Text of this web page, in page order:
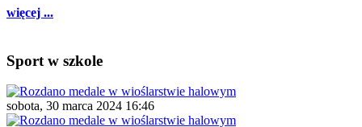
więcej ...
Sport w szkole
sobota, 30 marca 2024 16:46